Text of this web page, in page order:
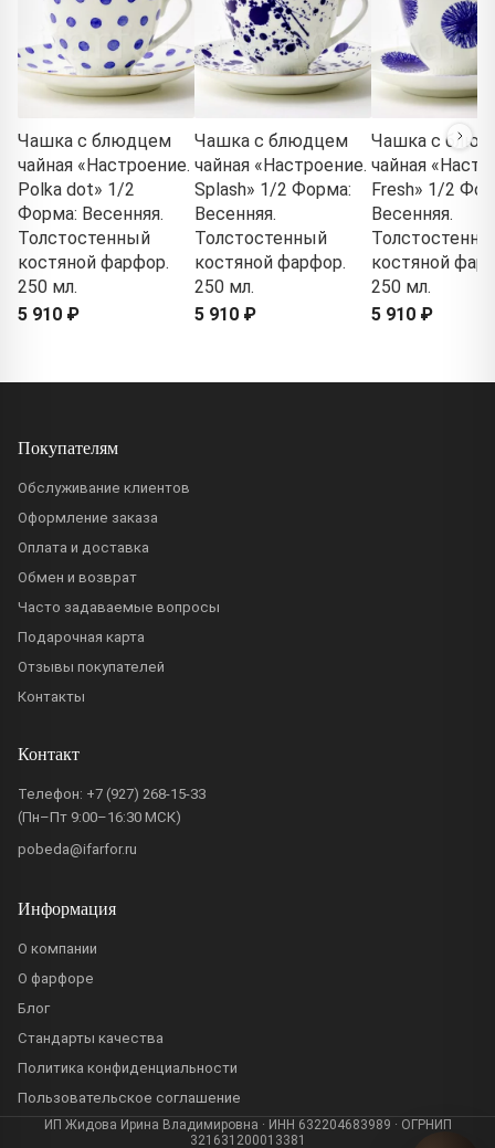
Чашка с блюдцем
чайная «Настроение.
Polka dot» 1/2
Форма: Весенняя.
Толстостенный
костяной фарфор.
250 мл.
5 910 ₽
Чашка с блюдцем
чайная «Настроение.
Splash» 1/2 Форма:
Весенняя.
Толстостенный
костяной фарфор.
250 мл.
5 910 ₽
Чашка с
чайная
Fresh» 1/2
Весенняя.
костяной
250 мл.
5 910 ₽
Покупателям
Обслуживание клиентов
Оформление заказа
Оплата и доставка
Обмен и возврат
Часто задаваемые вопросы
Подарочная карта
Отзывы покупателей
Контакты
Контакт
Телефон: +7 (927) 268-15-33
(Пн–Пт 9:00–16:30 МСК)
pobeda@ifarfor.ru
Информация
О компании
О фарфоре
Блог
Стандарты качества
Политика конфиденциальности
Пользовательское соглашение
ИП Жидова Ирина Владимировна · ИНН 632204683989 · ОГРНИП
321631200013381